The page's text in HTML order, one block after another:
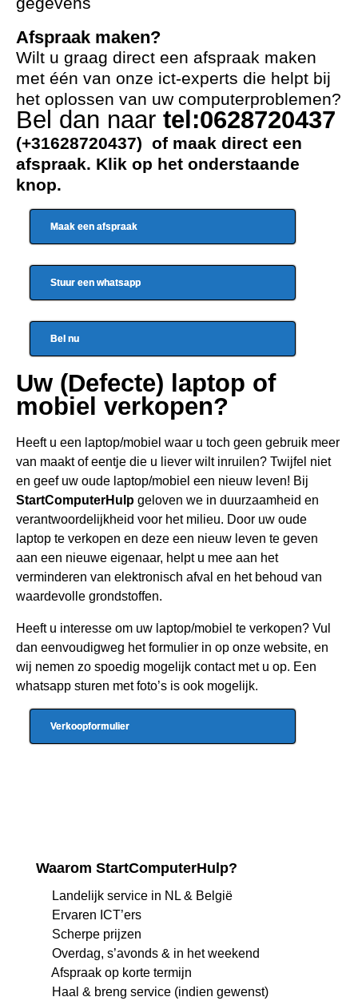
Afspraak maken?
Wilt u graag direct een afspraak maken
met één van onze ict-experts die helpt bij
het oplossen van uw computerproblemen?
Bel dan naar tel:0628720437
(+31628720437) of maak direct een
afspraak. Klik op het onderstaande
knop.
Maak een afspraak
Stuur een whatsapp
Bel nu
Uw (Defecte) laptop of
mobiel verkopen?
Heeft u een laptop/mobiel waar u toch geen gebruik meer
van maakt of eentje die u liever wilt inruilen? Twijfel niet
en geef uw oude laptop/mobiel een nieuw leven! Bij
StartComputerHulp geloven we in duurzaamheid en
verantwoordelijkheid voor het milieu. Door uw oude
laptop te verkopen en deze een nieuw leven te geven
aan een nieuwe eigenaar, helpt u mee aan het
verminderen van elektronisch afval en het behoud van
waardevolle grondstoffen.
Heeft u interesse om uw laptop/mobiel te verkopen? Vul
dan eenvoudigweg het formulier in op onze website, en
wij nemen zo spoedig mogelijk contact met u op. Een
whatsapp sturen met foto’s is ook mogelijk.
Verkoopformulier
Waarom StartComputerHulp?
Landelijk service in NL & België
Ervaren ICT’ers
Scherpe prijzen
Overdag, s’avonds & in het weekend
Afspraak op korte termijn
Haal & breng service (indien gewenst)